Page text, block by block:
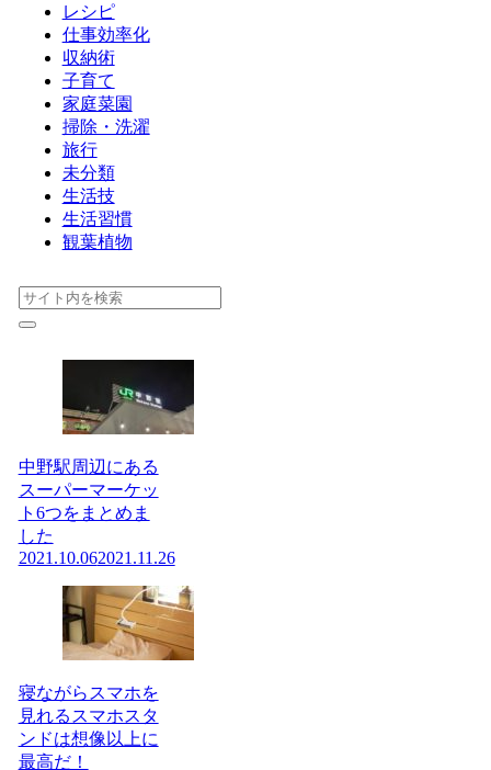
レシピ
仕事効率化
収納術
子育て
家庭菜園
掃除・洗濯
旅行
未分類
生活技
生活習慣
観葉植物
中野駅周辺にある
スーパーマーケッ
ト6つをまとめま
した
2021.10.062021.11.26
寝ながらスマホを
見れるスマホスタ
ンドは想像以上に
最高だ！